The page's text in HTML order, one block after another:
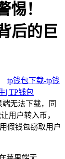
！
后的巨
tp钱包下载-tp钱
| TP钱包
无法下载，同
用户转入币，
假钱包窃取用户